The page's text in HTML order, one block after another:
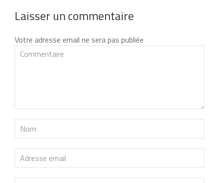
Laisser un commentaire
Votre adresse email ne sera pas publiée